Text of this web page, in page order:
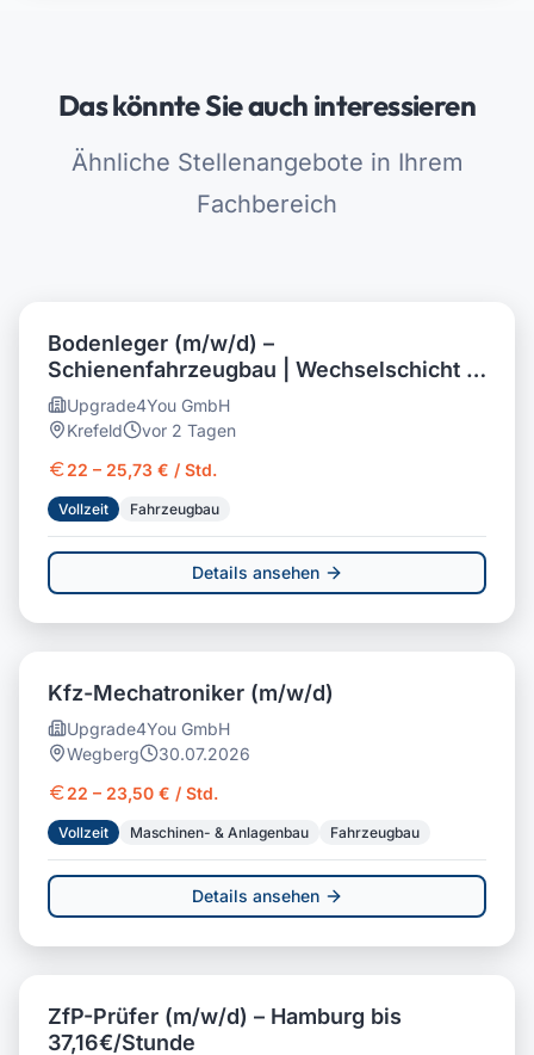
Das könnte Sie auch interessieren
Ähnliche Stellenangebote in Ihrem
Fachbereich
Bodenleger (m/w/d) –
Schienenfahrzeugbau | Wechselschicht |
25,73 €/Std
Upgrade4You GmbH
Krefeld
vor 2 Tagen
22 – 25,73 € / Std.
Vollzeit Fahrzeugbau
Details ansehen
Kfz-Mechatroniker (m/w/d)
Upgrade4You GmbH
Wegberg
30.07.2026
22 – 23,50 € / Std.
Vollzeit Maschinen- & Anlagenbau Fahrzeugbau
Details ansehen
ZfP-Prüfer (m/w/d) – Hamburg bis
37,16€/Stunde